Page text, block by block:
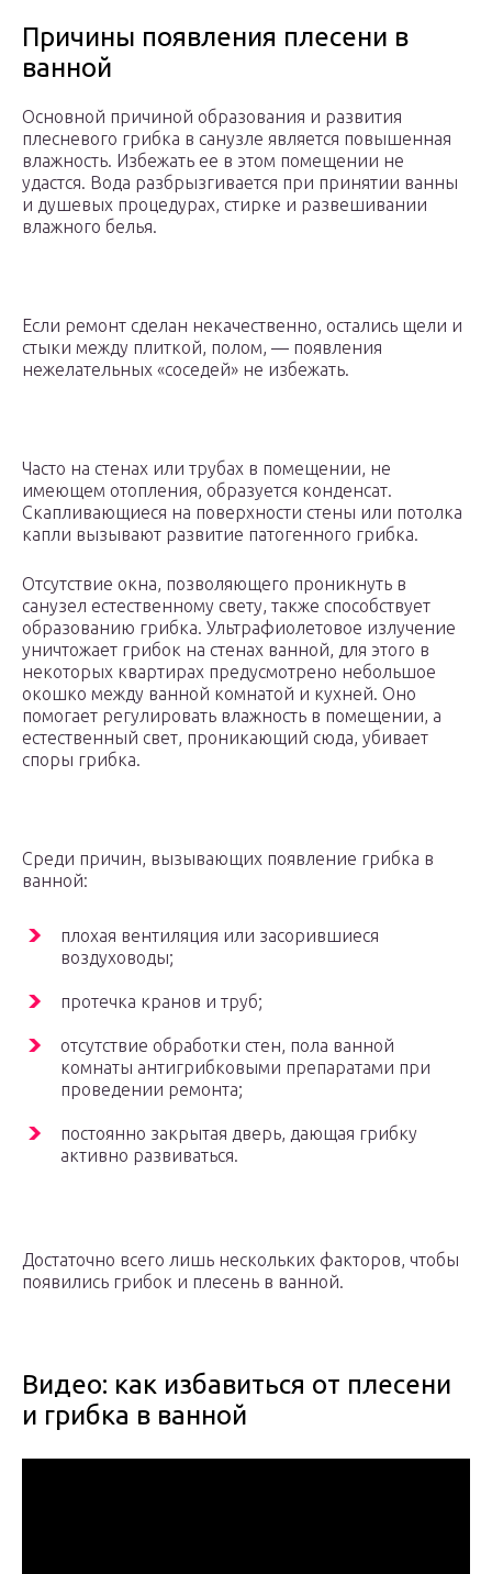
Причины появления плесени в
ванной
Основной причиной образования и развития
плесневого грибка в санузле является повышенная
влажность. Избежать ее в этом помещении не
удастся. Вода разбрызгивается при принятии ванны
и душевых процедурах, стирке и развешивании
влажного белья.
Если ремонт сделан некачественно, остались щели и
стыки между плиткой, полом, — появления
нежелательных «соседей» не избежать.
Часто на стенах или трубах в помещении, не
имеющем отопления, образуется конденсат.
Скапливающиеся на поверхности стены или потолка
капли вызывают развитие патогенного грибка.
Отсутствие окна, позволяющего проникнуть в
санузел естественному свету, также способствует
образованию грибка. Ультрафиолетовое излучение
уничтожает грибок на стенах ванной, для этого в
некоторых квартирах предусмотрено небольшое
окошко между ванной комнатой и кухней. Оно
помогает регулировать влажность в помещении, а
естественный свет, проникающий сюда, убивает
споры грибка.
Среди причин, вызывающих появление грибка в
ванной:
плохая вентиляция или засорившиеся
воздуховоды;
протечка кранов и труб;
отсутствие обработки стен, пола ванной
комнаты антигрибковыми препаратами при
проведении ремонта;
постоянно закрытая дверь, дающая грибку
активно развиваться.
Достаточно всего лишь нескольких факторов, чтобы
появились грибок и плесень в ванной.
Видео: как избавиться от плесени
и грибка в ванной